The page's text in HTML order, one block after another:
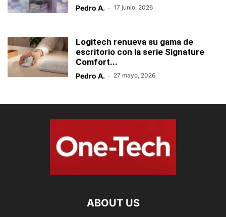
Pedro A. - 17 junio, 2026
Logitech renueva su gama de
escritorio con la serie Signature
Comfort...
Pedro A. - 27 mayo, 2026
ABOUT US